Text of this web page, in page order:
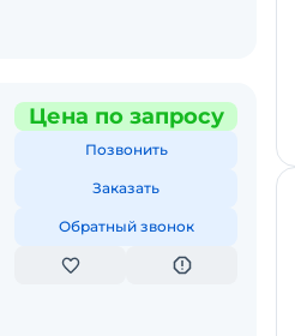
Цена по запросу
Позвонить
Заказать
Обратный звонок